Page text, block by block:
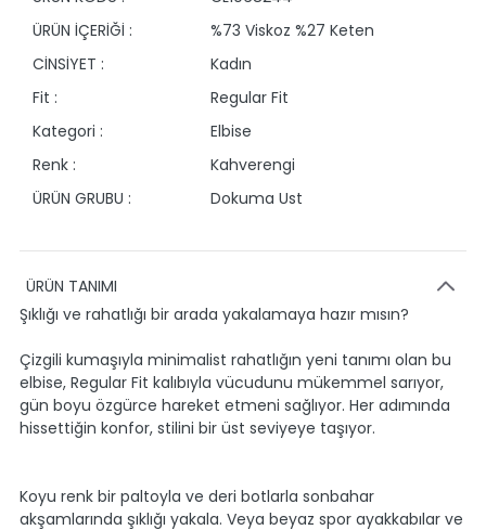
ÜRÜN İÇERİĞİ :
%73 Viskoz %27 Keten
CİNSİYET :
Kadın
Fit :
Regular Fit
Kategori :
Elbise
Renk :
Kahverengi
ÜRÜN GRUBU :
Dokuma Ust
ÜRÜN TANIMI
Şıklığı ve rahatlığı bir arada yakalamaya hazır mısın?
Çizgili kumaşıyla minimalist rahatlığın yeni tanımı olan bu
elbise, Regular Fit kalıbıyla vücudunu mükemmel sarıyor,
gün boyu özgürce hareket etmeni sağlıyor. Her adımında
hissettiğin konfor, stilini bir üst seviyeye taşıyor.
Koyu renk bir paltoyla ve deri botlarla sonbahar
akşamlarında şıklığı yakala. Veya beyaz spor ayakkabılar ve